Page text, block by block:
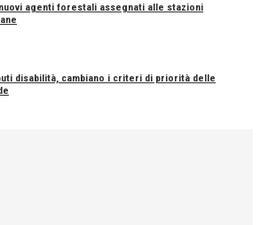
agenti forestali assegnati alle stazioni
disabilità, cambiano i criteri di priorità delle